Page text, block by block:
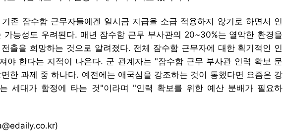
존 잠수함 근무자들에겐 일시금 지급을 소급 적용하지 않기로 하면서 인
가능성도 우려된다. 매년 잠수함 근무 부사관의 20~30%는 열악한 환경을
출을 희망하는 것으로 알려졌다. 전체 잠수함 근무자에 대한 획기적인 인
야 한다는 지적이 나온다. 군 관계자는 "잠수함 근무 부사관 인력 확보 문
한 과제 중 하나다. 예전에는 애국심을 강조하는 것이 통했다면 요즘은 강
세대가 함정에 타는 것"이라며 "인력 확보를 위한 예산 분배가 필요하